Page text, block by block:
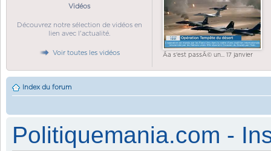
Vidéos
Découvrez notre sélection de vidéos en
lien avec l'actualité.
Voir toutes les vidéos Ãa s'est passÃ© un... 17 janvier
Index du forum
Politiquemania.com -